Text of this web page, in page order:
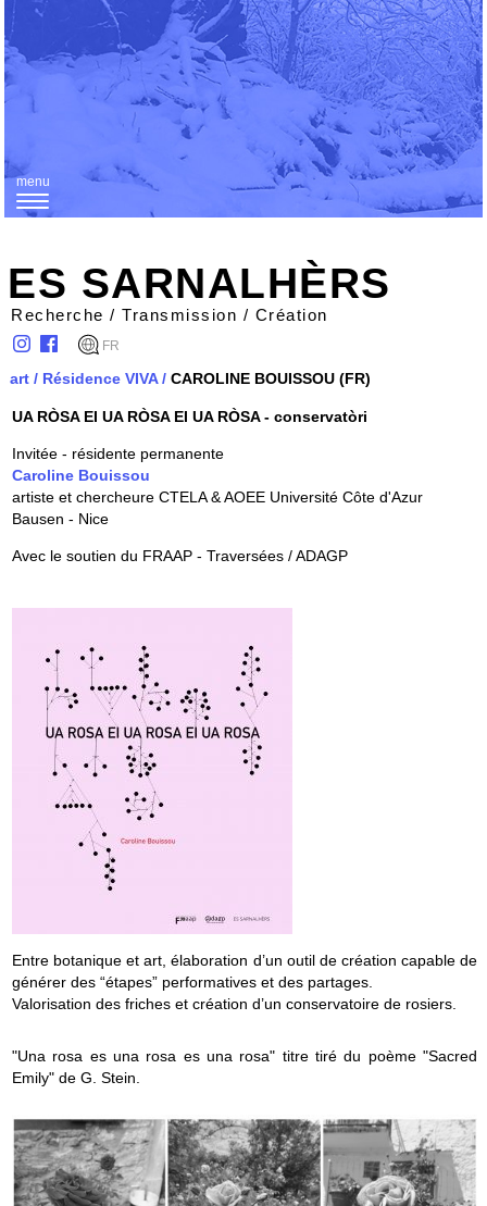
T
g
g
e
n
a
v
i
g
i
menu
ES SARNALHÈRS
Recherche / Transmission / Création
FR
art / Résidence VIVA/ CAROLINE BOUISSOU (FR)
UA RÒSA EI UA RÒSA EI UA RÒSA - conservatòri
Invitée - résidente permanente
Caroline Bouissou
artiste et chercheure CTELA & AOEE Université Côte d'Azur
Bausen - Nice
Avec le soutien du FRAAP - Traversées / ADAGP
Entre botanique et art, élaboration d’un outil de création capable de
générer des “étapes” performatives et des partages.
Valorisation des friches et création d’un conservatoire de rosiers.
"Una rosa es una rosa es una rosa" titre tiré du poème "Sacred
Emily" de G. Stein.